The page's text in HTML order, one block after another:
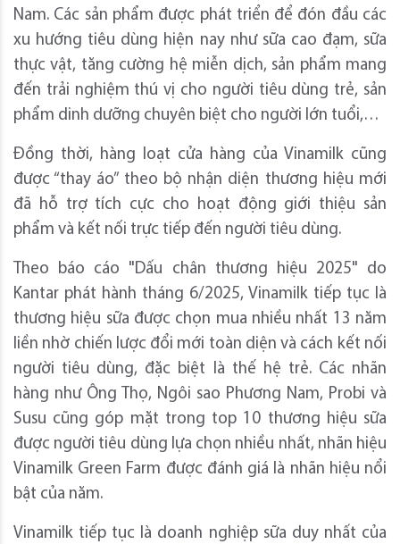
Nam. Các sản phẩm được phát triển để đón đầu các
xu hướng tiêu dùng hiện nay như sữa cao đạm, sữa
thực vật, tăng cường hệ miễn dịch, sản phẩm mang
đến trải nghiệm thú vị cho người tiêu dùng trẻ, sản
phẩm dinh dưỡng chuyên biệt cho người lớn tuổi,…
Đồng thời, hàng loạt cửa hàng của Vinamilk cũng
được “thay áo” theo bộ nhận diện thương hiệu mới
đã hỗ trợ tích cực cho hoạt động giới thiệu sản
phẩm và kết nối trực tiếp đến người tiêu dùng.
Theo báo cáo "Dấu chân thương hiệu 2025" do
Kantar phát hành tháng 6/2025, Vinamilk tiếp tục là
thương hiệu sữa được chọn mua nhiều nhất 13 năm
liền nhờ chiến lược đổi mới toàn diện và cách kết nối
người tiêu dùng, đặc biệt là thế hệ trẻ. Các nhãn
hàng như Ông Thọ, Ngôi sao Phương Nam, Probi và
Susu cũng góp mặt trong top 10 thương hiệu sữa
được người tiêu dùng lựa chọn nhiều nhất, nhãn hiệu
Vinamilk Green Farm được đánh giá là nhãn hiệu nổi
bật của năm.
Vinamilk tiếp tục là doanh nghiệp sữa duy nhất của